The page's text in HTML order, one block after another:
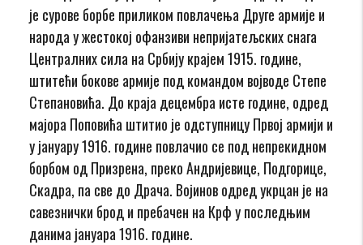
је сурове борбе приликом повлачења Друге армије и
народа у жестокој офанзиви непријатељских снага
Централних сила на Србију крајем 1915. године,
штитећи бокове армије под командом војводе Степе
Степановића. До краја децембра исте године, одред
мајора Поповића штитио је одступницу Првој армији и
у јануару 1916. године повлачио се под непрекидном
борбом од Призрена, преко Андријевице, Подгорице,
Скадра, па све до Драча. Војинов одред укрцан је на
савезнички брод и пребачен на Крф у последњим
данима јануара 1916. године.